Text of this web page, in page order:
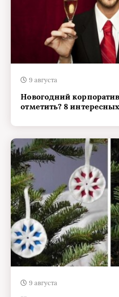
9 августа
Новогодний
отметить? 8
9 августа